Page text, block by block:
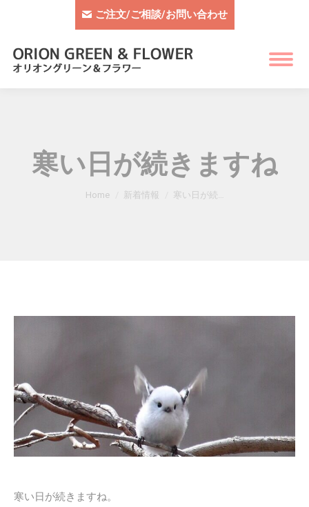
ご注文/ご相談/お問い合わせ
寒い日が続きますね
You are here:
Home 新着情報 寒い日が続…
寒い日が続きますね。